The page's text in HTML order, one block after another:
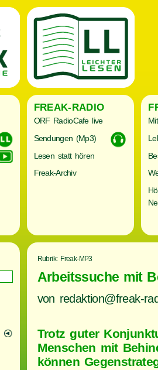
FREAK-RADIO
ORF RadioCafe live
Sendungen (Mp3)
Lesen statt hören
Freak-Archiv
Rubrik: Freak-MP3
Arbeitssuche mit
von redaktion@freak-
Trotz guter
Menschen mit
können